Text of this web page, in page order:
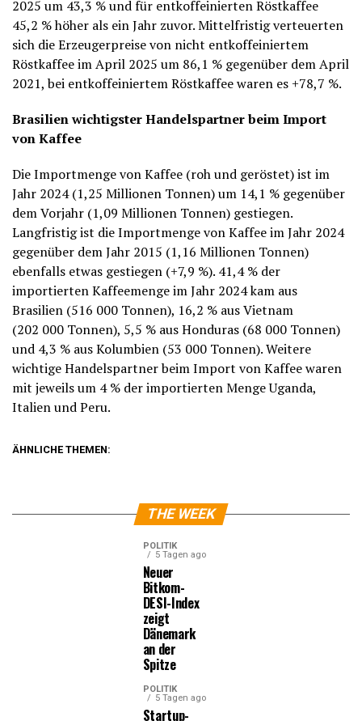
2025 um 43,3 % und für entkoffeinierten Röstkaffee
45,2 % höher als ein Jahr zuvor. Mittelfristig verteuerten
sich die Erzeugerpreise von nicht entkoffeiniertem
Röstkaffee im April 2025 um 86,1 % gegenüber dem April
2021, bei entkoffeiniertem Röstkaffee waren es +78,7 %.
Brasilien wichtigster Handelspartner beim Import
von Kaffee
Die Importmenge von Kaffee (roh und geröstet) ist im
Jahr 2024 (1,25 Millionen Tonnen) um 14,1 % gegenüber
dem Vorjahr (1,09 Millionen Tonnen) gestiegen.
Langfristig ist die Importmenge von Kaffee im Jahr 2024
gegenüber dem Jahr 2015 (1,16 Millionen Tonnen)
ebenfalls etwas gestiegen (+7,9 %). 41,4 % der
importierten Kaffeemenge im Jahr 2024 kam aus
Brasilien (516 000 Tonnen), 16,2 % aus Vietnam
(202 000 Tonnen), 5,5 % aus Honduras (68 000 Tonnen)
und 4,3 % aus Kolumbien (53 000 Tonnen). Weitere
wichtige Handelspartner beim Import von Kaffee waren
mit jeweils um 4 % der importierten Menge Uganda,
Italien und Peru.
ÄHNLICHE THEMEN:
THE WEEK
POLITIK
5 Tagen ago
Neuer
Bitkom-
DESI-Index
zeigt
Dänemark
an der
Spitze
POLITIK
5 Tagen ago
Startup-